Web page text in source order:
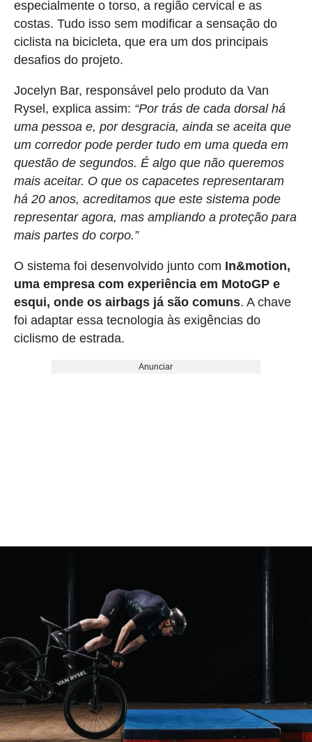
especialmente o torso, a região cervical e as
costas. Tudo isso sem modificar a sensação do
ciclista na bicicleta, que era um dos principais
desafios do projeto.
Jocelyn Bar, responsável pelo produto da Van
Rysel, explica assim: “Por trás de cada dorsal há
uma pessoa e, por desgracia, ainda se aceita que
um corredor pode perder tudo em uma queda em
questão de segundos. É algo que não queremos
mais aceitar. O que os capacetes representaram
há 20 anos, acreditamos que este sistema pode
representar agora, mas ampliando a proteção para
mais partes do corpo.”
O sistema foi desenvolvido junto com In&motion,
uma empresa com experiência em MotoGP e
esqui, onde os airbags já são comuns. A chave
foi adaptar essa tecnologia às exigências do
ciclismo de estrada.
Anunciar